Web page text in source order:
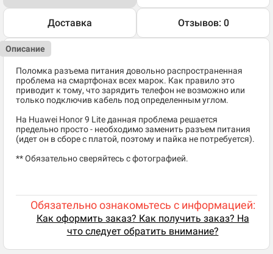
Доставка Отзывов: 0
Описание
Поломка разъема питания довольно распространенная
проблема на смартфонах всех марок. Как правило это
приводит к тому, что зарядить телефон не возможно или
только подключив кабель под определенным углом.
На Huawei Honor 9 Lite данная проблема решается
предельно просто - необходимо заменить разъем питания
(идет он в сборе с платой, поэтому и пайка не потребуется).
** Обязательно сверяйтесь с фотографией.
Обязательно ознакомьтесь с информацией:
Как оформить заказ? Как получить заказ? На
что следует обратить внимание?